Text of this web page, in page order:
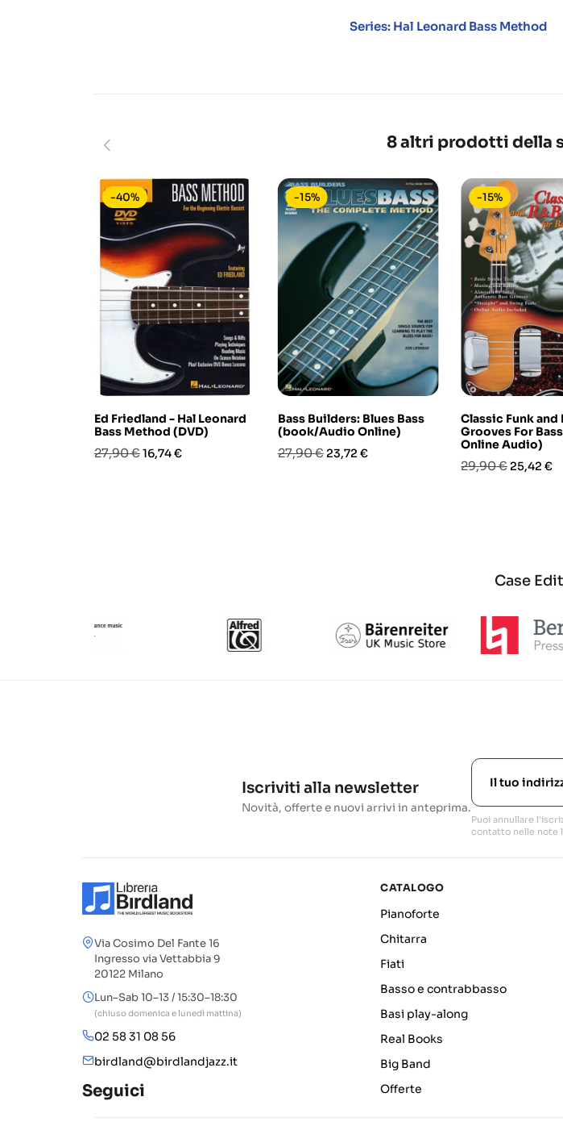
Series: Hal Leonard Bass Method
8 altri prodotti della
Ed Friedland - Hal Leonard
Bass Method (DVD)
Prezzo
27,90 €Prezzo
16,74 €
-40%
Bass Builders: Blues Bass
(book/Audio Online)
Prezzo
27,90 € Prezzo
23,72 €
-15%
Classic Funk and
Grooves For
Online Audio)
Prezzo
29,90 € Prezzo
25,42 €
-15%
Case
Iscriviti alla newsletter
Novità, offerte e nuovi arrivi in anteprima.
Puoi annullare
contatto nelle note
Via Cosimo Del Fante 16
Ingresso via Vettabbia 9
20122 Milano
Lun–Sab 10–13 / 15:30–18:30
(chiuso domenica e lunedì mattina)
02 58 31 08 56
birdland@birdlandjazz.it
Seguici
CATALOGO
Pianoforte
Chitarra
Fiati
Basso e contrabbasso
Basi play-along
Real Books
Big Band
Offerte